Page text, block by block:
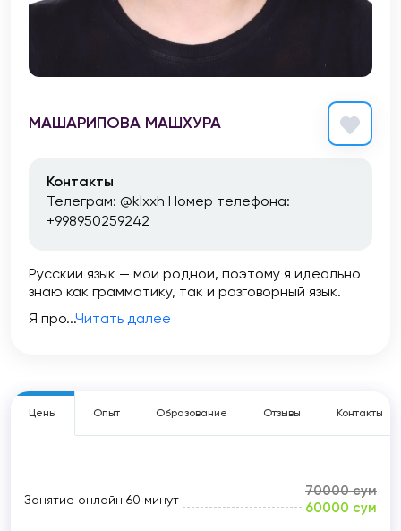
МАШАРИПОВА МАШХУРА
Контакты
Телеграм: @klxxh Номер телефона:
+998950259242
Русский язык — мой родной, поэтому я идеально
знаю как грамматику, так и разговорный язык.
Я про...Читать далее
Цены Опыт Образование Отзывы Контакты
Занятие онлайн 60 минут
70000 сум
60000 сум